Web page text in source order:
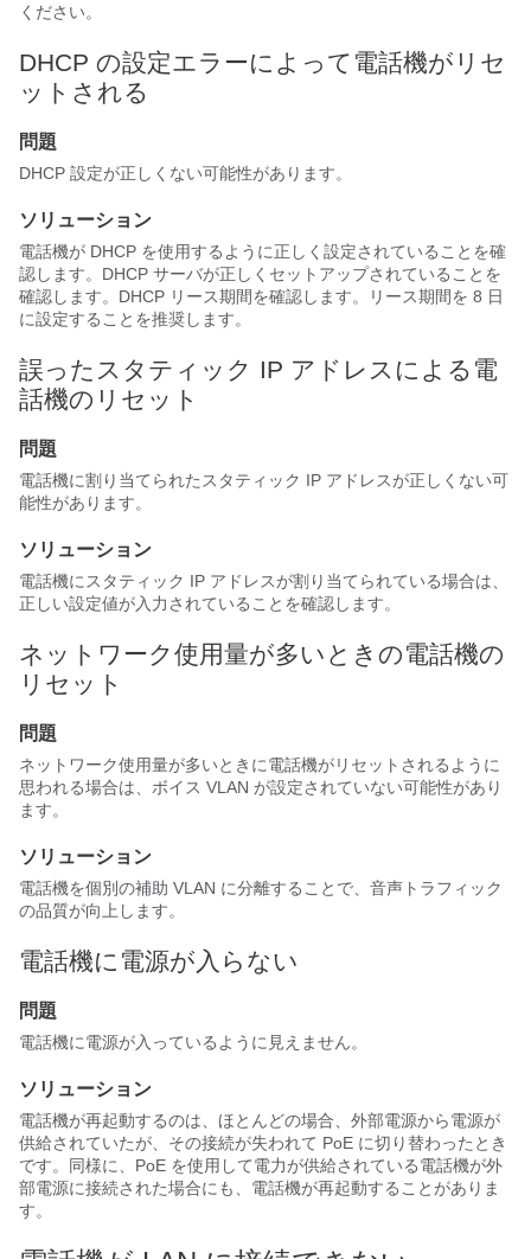
ください。
DHCP の設定エラーによって電話機がリセ
ットされる
問題
DHCP 設定が正しくない可能性があります。
ソリューション
電話機が DHCP を使用するように正しく設定されていることを確
認します。DHCP サーバが正しくセットアップされていることを
確認します。DHCP リース期間を確認します。リース期間を 8 日
に設定することを推奨します。
誤ったスタティック IP アドレスによる電
話機のリセット
問題
電話機に割り当てられたスタティック IP アドレスが正しくない可
能性があります。
ソリューション
電話機にスタティック IP アドレスが割り当てられている場合は、
正しい設定値が入力されていることを確認します。
ネットワーク使用量が多いときの電話機の
リセット
問題
ネットワーク使用量が多いときに電話機がリセットされるように
思われる場合は、ボイス VLAN が設定されていない可能性があり
ます。
ソリューション
電話機を個別の補助 VLAN に分離することで、音声トラフィック
の品質が向上します。
電話機に電源が入らない
問題
電話機に電源が入っているように見えません。
ソリューション
電話機が再起動するのは、ほとんどの場合、外部電源から電源が
供給されていたが、その接続が失われて PoE に切り替わったとき
です。同様に、PoE を使用して電力が供給されている電話機が外
部電源に接続された場合にも、電話機が再起動することがありま
す。